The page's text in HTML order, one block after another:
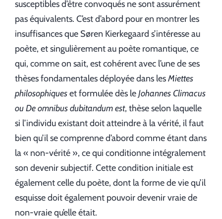
susceptibles d’être convoqués ne sont assurément
pas équivalents. C’est d’abord pour en montrer les
insuffisances que Søren Kierkegaard s’intéresse au
poète, et singulièrement au poète romantique, ce
qui, comme on sait, est cohérent avec l’une de ses
thèses fondamentales déployée dans lesMiettes
philosophiqueset formulée dès leJohannes Climacus
ou De omnibusdubitandum est, thèse selon laquelle
si l’individu existant doit atteindre à la vérité, il faut
bien qu’il se comprenne d’abord comme étant dans
la « non-vérité », ce qui conditionne intégralement
son devenir subjectif. Cette condition initiale est
également celle du poète, dont la forme de vie qu’il
esquisse doit également pouvoir devenir vraie de
non-vraie qu’elle était.